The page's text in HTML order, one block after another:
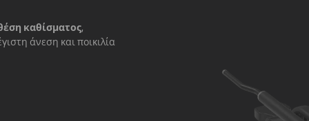
καθίσματος,
άνεση και ποικιλία